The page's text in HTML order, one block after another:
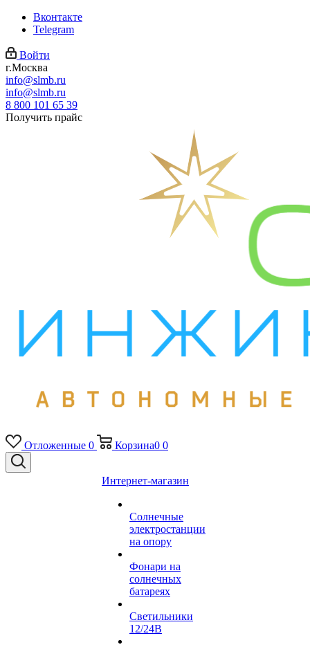
Вконтакте
Telegram
Войти
г.Москва
info@slmb.ru
info@slmb.ru
8 800 101 65 39
Получить прайс
Отложенные 0 Корзина0 0
Интернет-магазин
Солнечные
электростанции
на опору
Фонари на
солнечных
батареях
Светильники
12/24В